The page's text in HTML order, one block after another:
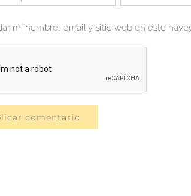
mi nombre, email y sitio web en este